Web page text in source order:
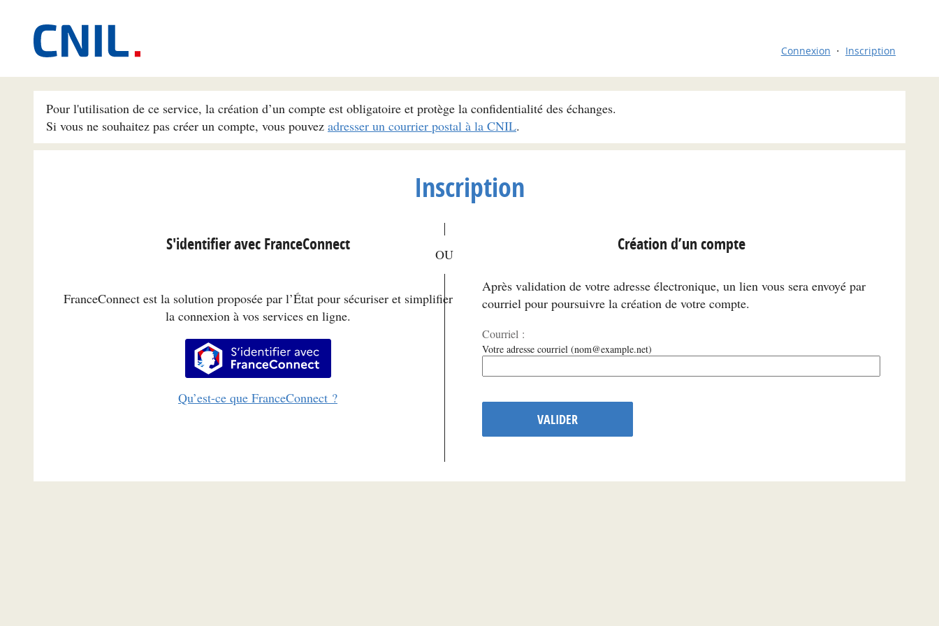
Connexion Inscription
Pour l'utilisation de ce service, la création d’un compte est obligatoire et protège la confidentialité des échanges.
Si vous ne souhaitez pas créer un compte, vous pouvez adresser un courrier postal à la CNIL.
Inscription
S'identifier avec FranceConnect
FranceConnect est la solution proposée par l’État pour sécuriser et simplifier
la connexion à vos services en ligne.
S’identifier avec FranceConnect
Qu’est-ce que FranceConnect ?
Création d’un compte
Après validation de votre adresse électronique, un lien vous sera envoyé par
courriel pour poursuivre la création de votre compte.
Courriel :
Votre adresse courriel (nom@example.net)
VALIDER